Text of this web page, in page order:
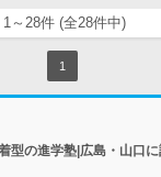
1～28件 (全28件中)
1
型の進学塾|広島・山口